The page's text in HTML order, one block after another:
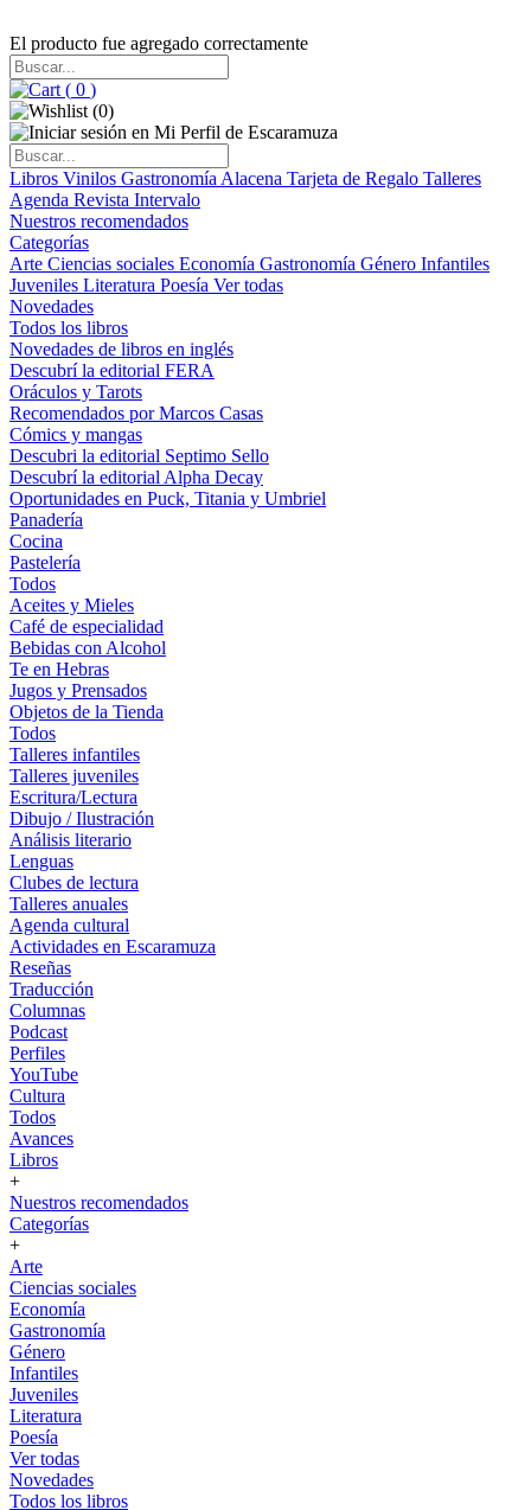
El producto fue agregado correctamente
( 0 )
(0)
Libros Vinilos Gastronomía Alacena Tarjeta de Regalo Talleres
Agenda Revista Intervalo
Nuestros recomendados
Categorías
Arte Ciencias sociales Economía Gastronomía Género Infantiles
Juveniles Literatura Poesía Ver todas
Novedades
Todos los libros
Novedades de libros en inglés
Descubrí la editorial FERA
Oráculos y Tarots
Recomendados por Marcos Casas
Cómics y mangas
Descubri la editorial Septimo Sello
Descubrí la editorial Alpha Decay
Oportunidades en Puck, Titania y Umbriel
Panadería
Cocina
Pastelería
Todos
Aceites y Mieles
Café de especialidad
Bebidas con Alcohol
Te en Hebras
Jugos y Prensados
Objetos de la Tienda
Todos
Talleres infantiles
Talleres juveniles
Escritura/Lectura
Dibujo / Ilustración
Análisis literario
Lenguas
Clubes de lectura
Talleres anuales
Agenda cultural
Actividades en Escaramuza
Reseñas
Traducción
Columnas
Podcast
Perfiles
YouTube
Cultura
Todos
Avances
Libros
+
Nuestros recomendados
Categorías
+
Arte
Ciencias sociales
Economía
Gastronomía
Género
Infantiles
Juveniles
Literatura
Poesía
Ver todas
Novedades
Todos los libros